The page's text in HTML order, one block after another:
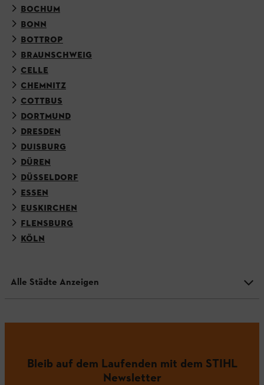
BOCHUM
BONN
BOTTROP
BRAUNSCHWEIG
CELLE
CHEMNITZ
COTTBUS
DORTMUND
DRESDEN
DUISBURG
DÜREN
DÜSSELDORF
ESSEN
EUSKIRCHEN
FLENSBURG
KÖLN
Alle Städte Anzeigen
Bleib auf dem Laufenden mit dem STIHL
Newsletter